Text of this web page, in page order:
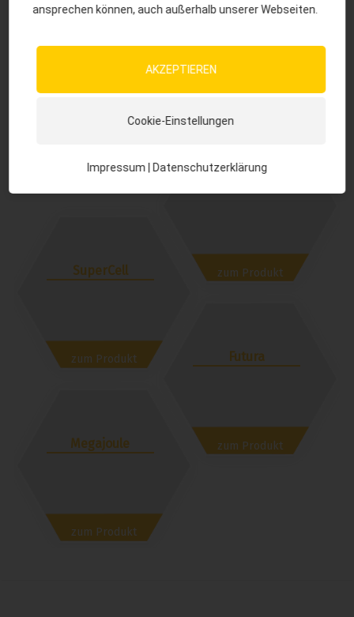
SuperCell
zum Produkt
zum Produkt
Megajoule
zum Produkt
Futura
zum Produkt
ansprechen können, auch außerhalb unserer Webseiten.
AKZEPTIEREN
Cookie-Einstellungen
Impressum Datenschutzerklärung